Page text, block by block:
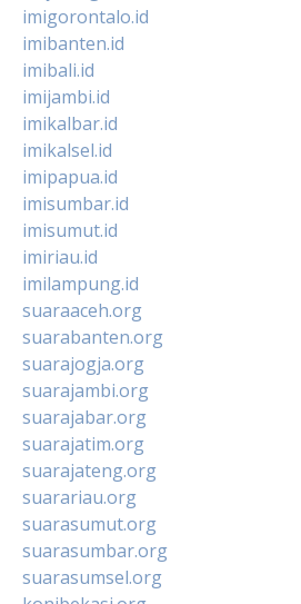
imigorontalo.id
imibanten.id
imibali.id
imijambi.id
imikalbar.id
imikalsel.id
imipapua.id
imisumbar.id
imisumut.id
imiriau.id
imilampung.id
suaraaceh.org
suarabanten.org
suarajogja.org
suarajambi.org
suarajabar.org
suarajatim.org
suarajateng.org
suarariau.org
suarasumut.org
suarasumbar.org
suarasumsel.org